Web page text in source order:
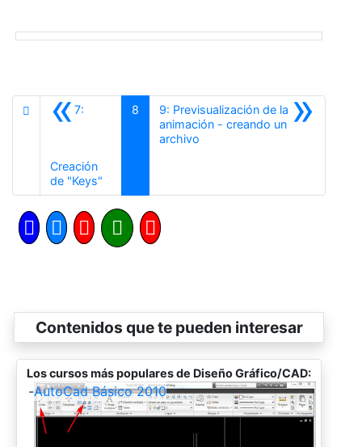
«7:
Creación
de "Keys"
8 »
9: Previsualización de la
animación - creando un
archivoSiguiente
Contenidos que te pueden interesar
Los cursos más populares de Diseño Gráfico/CAD:
-AutoCad Básico 2010